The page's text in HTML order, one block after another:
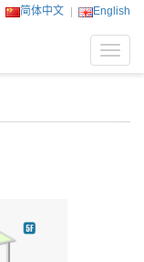
简体中文 English